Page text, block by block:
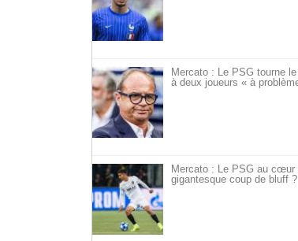
Mercato : Le PSG tourne
à deux joueurs « à
Mercato : Le PSG au cœur
gigantesque coup de bluff ?